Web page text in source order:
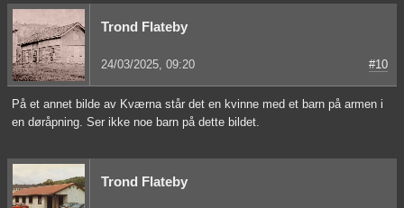
Trond Flateby
24/03/2025, 09:20 #10
På et annet bilde av Kværna står det en kvinne med et barn på armen i
en døråpning. Ser ikke noe barn på dette bildet.
Trond Flateby